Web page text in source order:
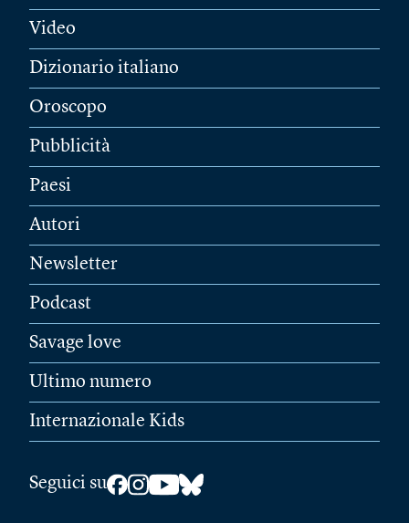
Video
Dizionario italiano
Oroscopo
Pubblicità
Paesi
Autori
Newsletter
Podcast
Savage love
Ultimo numero
Internazionale Kids
Seguici su